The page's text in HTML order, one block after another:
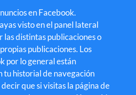
en Facebook.
visto en el panel lateral
las distintas publicaciones o
publicaciones. Los
por lo general están
tu historial de navegación
que si visitas la página de